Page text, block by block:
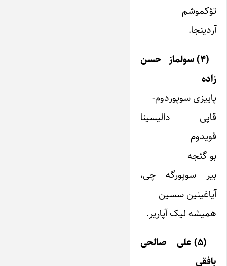
تؤکموشم
آردینجا.
(۴) سولماز حسن
زاده
پاییزی سوپوردوم-
قاپی دالیسینا
قویدوم
بو گئجه
بیر سوپورگه چی،
آیاغینین سسین
همیشه لیک آپاریر.
(۵) علی صالحی
بافقی